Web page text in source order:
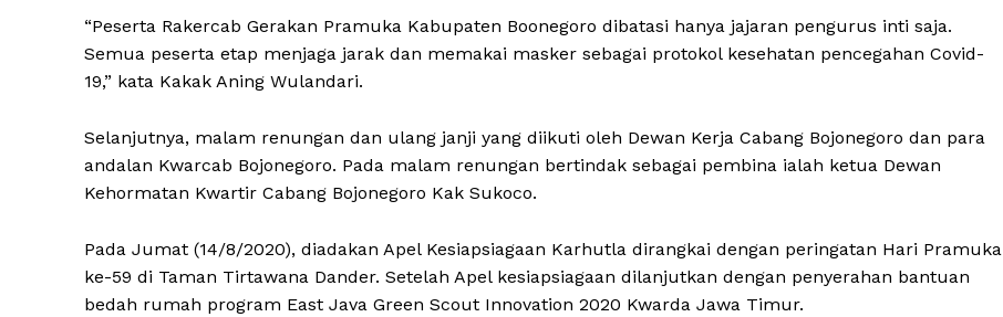
“Peserta Rakercab Gerakan Pramuka Kabupaten Boonegoro dibatasi hanya jajaran pengurus inti saja.
Semua peserta etap menjaga jarak dan memakai masker sebagai protokol kesehatan pencegahan Covid-
19,” kata Kakak Aning Wulandari.
Selanjutnya, malam renungan dan ulang janji yang diikuti oleh Dewan Kerja Cabang Bojonegoro dan para
andalan Kwarcab Bojonegoro. Pada malam renungan bertindak sebagai pembina ialah ketua Dewan
Kehormatan Kwartir Cabang Bojonegoro Kak Sukoco.
Pada Jumat (14/8/2020), diadakan Apel Kesiapsiagaan Karhutla dirangkai dengan peringatan Hari Pramuka
ke-59 di Taman Tirtawana Dander. Setelah Apel kesiapsiagaan dilanjutkan dengan penyerahan bantuan
bedah rumah program East Java Green Scout Innovation 2020 Kwarda Jawa Timur.